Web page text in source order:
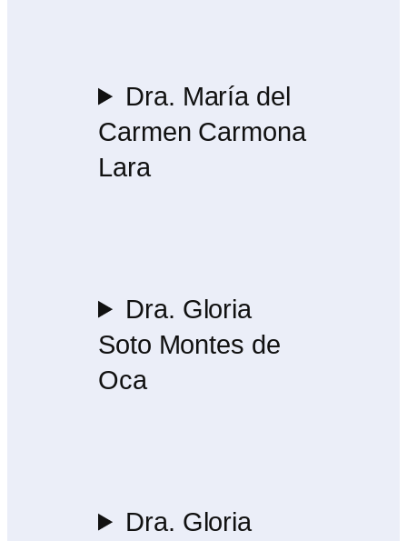
Dra. María del
Carmen Carmona
Lara
Dra. Gloria
Soto Montes de
Oca
Dra. Gloria